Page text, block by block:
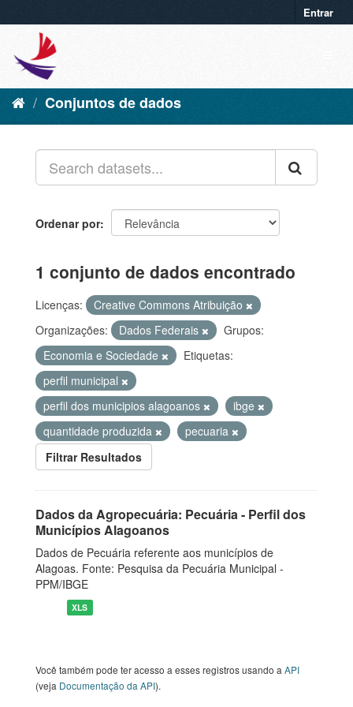
Entrar
Conjuntos de dados
Ordenar por
1 conjunto de dados encontrado
Licenças:
Creative Commons Atribuição
Organizações:
Dados Federais
Grupos:
Economia e Sociedade
Etiquetas:
perfil municipal
perfil dos municipios alagoanos
ibge
quantidade produzida
pecuaria
Filtrar Resultados
Dados da Agropecuária: Pecuária - Perfil dos
Municípios Alagoanos
Dados de Pecuária referente aos municípios de
Alagoas. Fonte: Pesquisa da Pecuária Municipal -
PPM/IBGE
XLS
Você também pode ter acesso a esses registros usando a API
(veja Documentação da API).